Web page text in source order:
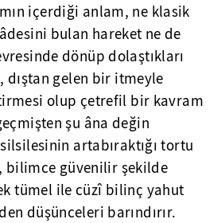
içerdiği anlam, ne klasik
bulan hareket ne de
dönüp dolaştıkları
gelen bir itmeyle
olup çetrefil bir kavram
şu âna değin
artabıraktığı tortu
güvenilir şekilde
tümel ile cüzî bilinç yahut
düşünceleri barındırır.